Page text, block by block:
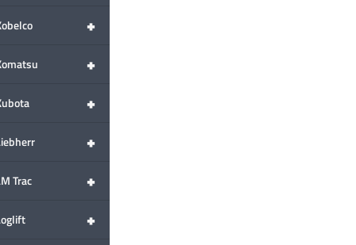
+
+
+
+
+
Trac
+